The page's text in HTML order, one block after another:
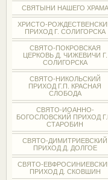
СВЯТЫНИ НАШЕГО ХРАМА
ХРИСТО-
ПРИХОД Г. СОЛИГОРСКА
СВЯТО-ПОКРОВСКАЯ
ЦЕРКОВЬ Д. ЧИЖЕВИЧИ Г.
СОЛИГОРСКА
СВЯТО-НИКОЛЬСКИЙ
ПРИХОД Г.П. КРАСНАЯ
СЛОБОДА
СВЯТО-ИОАННО-
БОГОСЛОВСКИЙ ПРИХОД
СТАРОБИН
СВЯТО-ДИМИТРИЕВСКИЙ
ПРИХОД Д. ДОЛГОЕ
СВЯТО-
ПРИХОД Д. СКОВШИН